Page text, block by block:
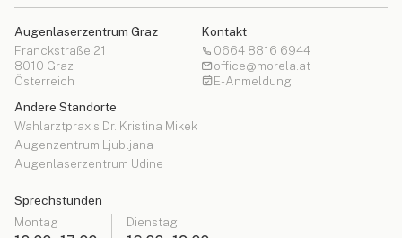
Augenlaserzentrum Graz
Franckstraße 21
8010 Graz
Österreich
Andere Standorte
Wahlarztpraxis Dr. Kristina Mikek
Augenzentrum Ljubljana
Augenlaserzentrum Udine
Kontakt
0664 8816 6944
office@morela.at
E-Anmeldung
Sprechstunden
Montag
Dienstag